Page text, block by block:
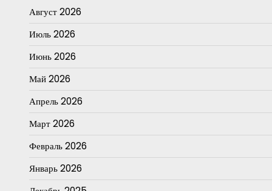
Август 2026
Июль 2026
Июнь 2026
Май 2026
Апрель 2026
Март 2026
Февраль 2026
Январь 2026